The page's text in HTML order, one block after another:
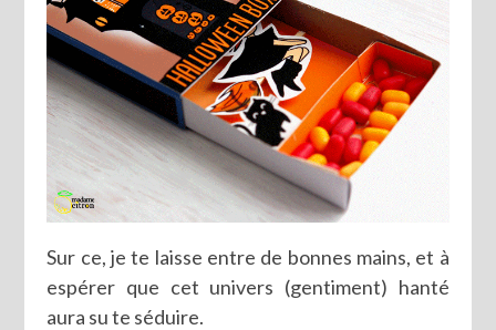
Sur ce, je te laisse entre de bonnes mains, et à
espérer que cet univers (gentiment) hanté
aura su te séduire.